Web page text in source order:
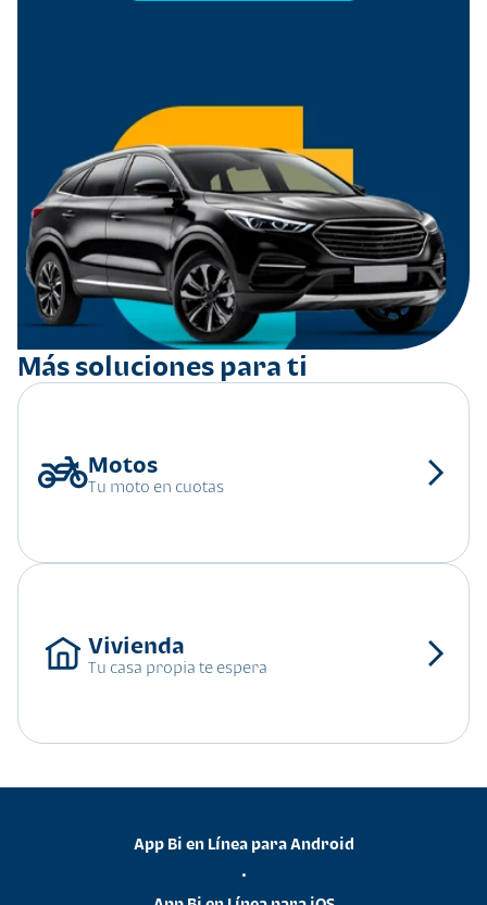
Más soluciones para ti
Tu moto en cuotas
Tu casa propia te espera
App Bi en Línea para Android
•